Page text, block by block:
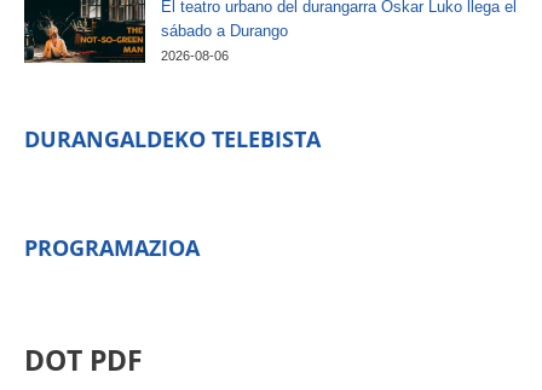
El teatro urbano del durangarra Oskar Luko llega el
sábado a Durango
2026-08-06
DURANGALDEKO TELEBISTA
PROGRAMAZIOA
DOT PDF